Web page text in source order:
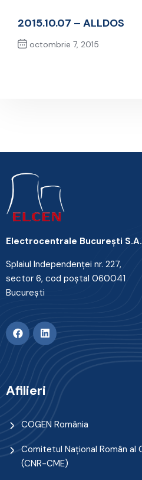
2015.10.07 – ALLDOS
octombrie 7, 2015
Electrocentrale Bucureşti S.A.
Splaiul Independenţei nr. 227,
sector 6, cod poştal 060041
Bucureşti
Afilieri
COGEN România
Comitetul Naţional Român al
(CNR-CME)